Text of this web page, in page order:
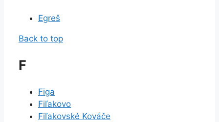
Egreš
Back to top
F
Figa
Fiľakovo
Fiľakovské Kováče